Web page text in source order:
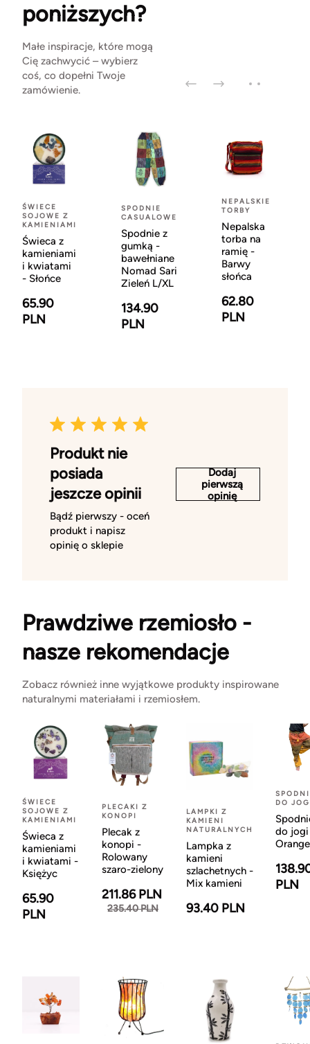
poniższych?
Małe inspiracje, które mogą
Cię zachwycić – wybierz
coś, co dopełni Twoje
zamówienie.
ŚWIECE
SOJOWE Z
KAMIENIAMI
Świeca z
kamieniami
i kwiatami
- Słońce
65.90
PLN
SPODNIE
CASUALOWE
Spodnie z
gumką -
bawełniane
Nomad Sari
Zieleń L/XL
134.90
PLN
NEPALSKIE
TORBY
Nepalska
torba na
ramię -
Barwy
słońca
62.80
PLN
Produkt nie
posiada
jeszcze opinii
Bądź pierwszy - oceń
produkt i napisz
opinię o sklepie
Dodaj
pierwszą
opinię
Prawdziwe rzemiosło -
nasze rekomendacje
Zobacz również inne wyjątkowe produkty inspirowane
naturalnymi materiałami i rzemiosłem.
ŚWIECE
SOJOWE Z
KAMIENIAMI
Świeca z
kamieniami
i kwiatami -
Księżyc
65.90
PLN
PLECAKI Z
KONOPI
Plecak z
konopi -
Rolowany
szaro-zielony
211.86 PLN
235.40 PLN
LAMPKI Z
KAMIENI
NATURALNYCH
Lampka z
kamieni
szlachetnych -
Mix kamieni
93.40 PLN
DO
do
Orange
PLN